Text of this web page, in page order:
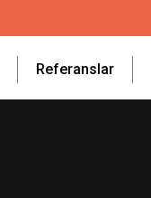
Referanslar